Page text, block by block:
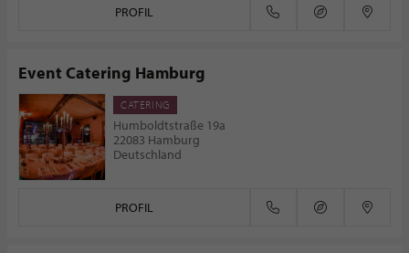
PROFIL
Event Catering Hamburg
CATERING
Humboldtstraße 19a
22083 Hamburg
Deutschland
PROFIL